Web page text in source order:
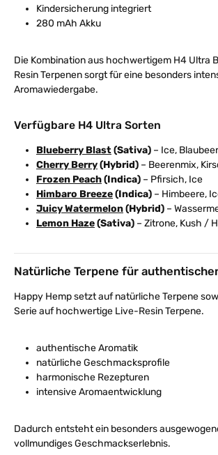
Kindersicherung integriert
280 mAh Akku
Die Kombination aus hochwertigem H4 Ultra
Resin Terpenen sorgt für eine besonders
Aromawiedergabe.
Verfügbare H4 Ultra Sorten
Blueberry Blast(Sativa) – Ice,
Cherry Berry(Hybrid) – Beerenmix,
Frozen Peach(Indica) – Pfirsich, Ice
Himbaro Breeze(Indica) – Himbeere,
Juicy Watermelon(Hybrid) –
Lemon Haze(Sativa) – Zitrone, Kush /
Natürliche Terpene für
Happy Hemp setzt auf natürliche Terpene
Serie auf hochwertige Live-Resin Terpene.
authentische Aromatik
natürliche Geschmacksprofile
harmonische Rezepturen
intensive Aromaentwicklung
Dadurch entsteht ein besonders
vollmundiges Geschmackserlebnis.